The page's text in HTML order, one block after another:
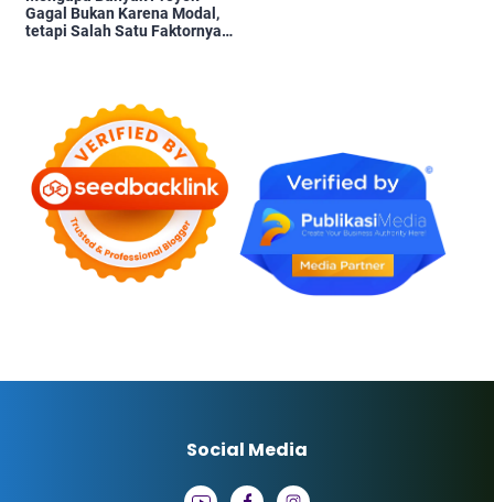
Gagal Bukan Karena Modal,
tetapi Salah Satu Faktornya
Social Media